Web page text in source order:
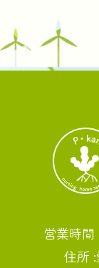
営業時間
住所